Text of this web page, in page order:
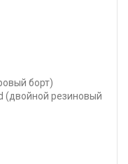
борт)
(двойной резиновый